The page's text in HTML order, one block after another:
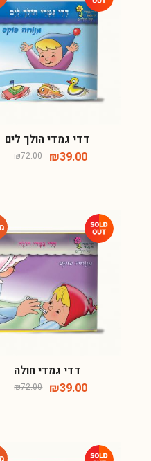
-46%
דדי גמדי הולך לים
₪72.00 ₪39.00
-46%
דדי גמדי חולה
₪72.00 ₪39.00